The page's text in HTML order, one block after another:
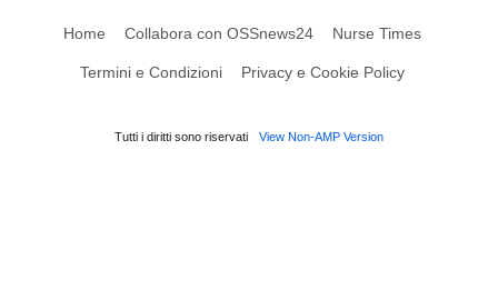
Home Collabora con OSSnews24 Nurse Times
Termini e Condizioni Privacy e Cookie Policy
Tutti i diritti sono riservati View Non-AMP Version